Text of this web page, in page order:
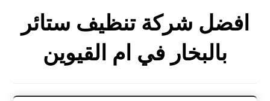
افضل شركة تنظيف ستائر
بالبخار في ام القيوين